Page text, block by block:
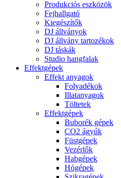
Produkciós eszközök
Fejhallgató
Kiegészítők
DJ állványok
DJ állvány tartozékok
DJ táskák
Studio hangfalak
Effektgépek
Effekt anyagok
Folyadékok
Illatanyagok
Töltetek
Effektgépek
Buborék gépek
CO2 ágyúk
Füstgépek
Vezérlők
Habgépek
Hógépek